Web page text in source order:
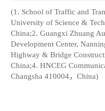
(1. School of Traffic and
University of Science &
China;2. Guangxi Zhuang
Development Center,
Highway & Bridge
China;4. HNCEG
Changsha 410004，China)